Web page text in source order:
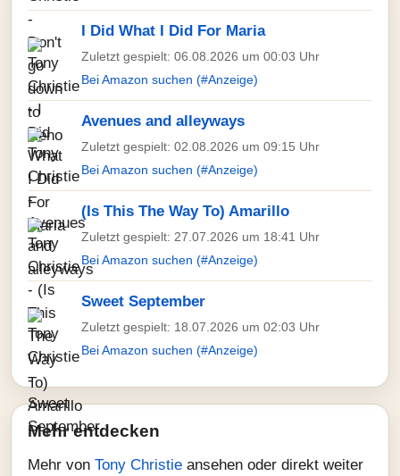
I Did What I Did For Maria
Zuletzt gespielt: 06.08.2026 um 00:03 Uhr
Bei Amazon suchen (#Anzeige)
Avenues and alleyways
Zuletzt gespielt: 02.08.2026 um 09:15 Uhr
Bei Amazon suchen (#Anzeige)
(Is This The Way To) Amarillo
Zuletzt gespielt: 27.07.2026 um 18:41 Uhr
Bei Amazon suchen (#Anzeige)
Sweet September
Zuletzt gespielt: 18.07.2026 um 02:03 Uhr
Bei Amazon suchen (#Anzeige)
Mehr entdecken
Mehr von Tony Christie ansehen oder direkt weiter